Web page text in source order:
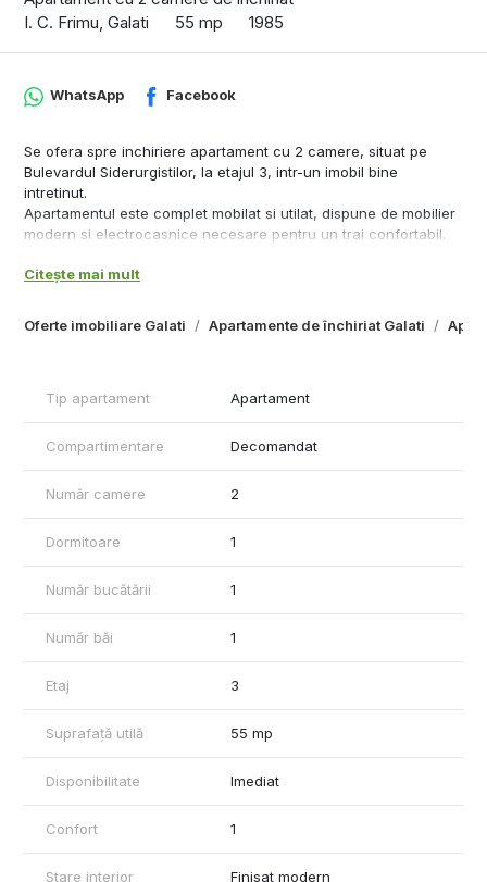
I. C. Frimu, Galati
55 mp 1985
Oferte imobiliare Galati Apartamente de închiriat Galati
WhatsApp Facebook
Se ofera spre inchiriere apartament cu 2 camere, situat pe
Bulevardul Siderurgistilor, la etajul 3, intr-un imobil bine
intretinut.
Apartamentul este complet mobilat si utilat, dispune de mobilier
modern si electrocasnice necesare pentru un trai confortabil.
organizate, fiind ideal pentru un cuplu sau o persoana singura.
magazine, scoli si alte puncte de interes.
Se percepe comisionul agentiei.
Telefon: 0746 252 252
Agentia: MAG Invest
Citește mai mult
Tip apartament Apartament
Compartimentare Decomandat
Număr camere 2
Dormitoare 1
Număr bucătării 1
Număr băi 1
Etaj 3
Suprafață utilă 55 mp
Disponibilitate Imediat
Confort 1
Stare interior Finisat modern